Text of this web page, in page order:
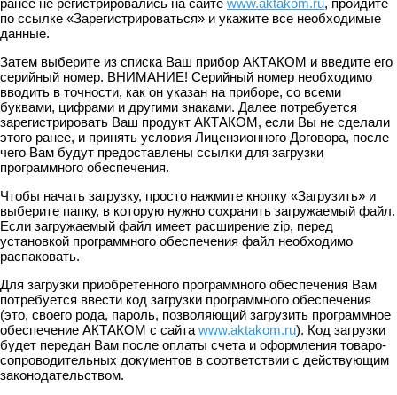
ранее не регистрировались на сайте www.aktakom.ru, пройдите
по ссылке «Зарегистрироваться» и укажите все необходимые
данные.
Затем выберите из списка Ваш прибор АКТАКОМ и введите его
серийный номер. ВНИМАНИЕ! Серийный номер необходимо
вводить в точности, как он указан на приборе, со всеми
буквами, цифрами и другими знаками. Далее потребуется
зарегистрировать Ваш продукт АКТАКОМ, если Вы не сделали
этого ранее, и принять условия Лицензионного Договора, после
чего Вам будут предоставлены ссылки для загрузки
программного обеспечения.
Чтобы начать загрузку, просто нажмите кнопку «Загрузить» и
выберите папку, в которую нужно сохранить загружаемый файл.
Если загружаемый файл имеет расширение zip, перед
установкой программного обеспечения файл необходимо
распаковать.
Для загрузки приобретенного программного обеспечения Вам
потребуется ввести код загрузки программного обеспечения
(это, своего рода, пароль, позволяющий загрузить программное
обеспечение АКТАКОМ с сайта www.aktakom.ru). Код загрузки
будет передан Вам после оплаты счета и оформления товаро-
сопроводительных документов в соответствии с действующим
законодательством.